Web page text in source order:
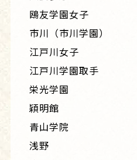
鴎友学園女子
市川（市川学園）
江戸川女子
江戸川学園取手
栄光学園
穎明館
青山学院
浅野